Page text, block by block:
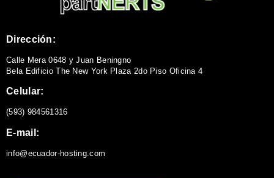
Dirección:
Calle Mera 0648 y Juan Beningno
Bela Edificio The New York Plaza 2do Piso Oficina 4
Celular:
(593) 984561316
E-mail:
info@ecuador-hosting.com